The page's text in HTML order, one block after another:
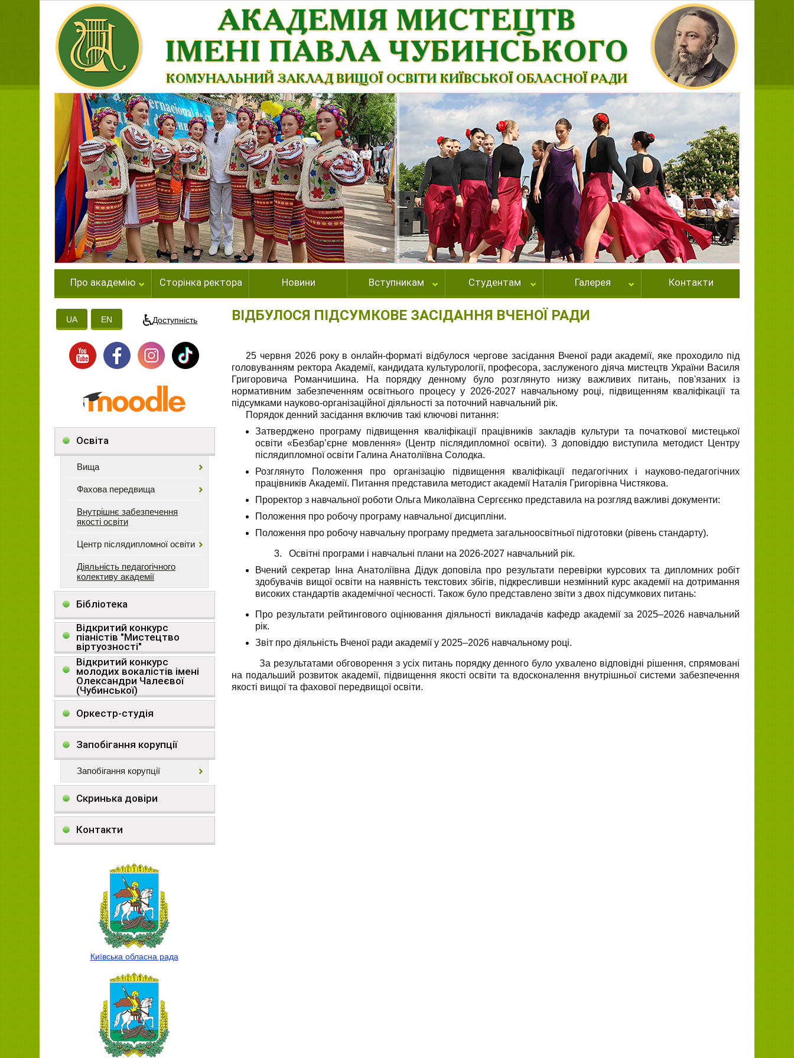
Про академію Сторінка ректора Новини Вступникам Студентам Галерея Контакти
UA EN Доступність
Освіта
Вища
Фахова передвища
Внутрішнє забезпечення
якості освіти
Центр післядипломної освіти
Діяльність педагогічного
колективу академії
Бібліотека
Відкритий конкурс
піаністів "Мистецтво
віртуозності"
Відкритий конкурс
молодих вокалістів імені
Олександри Чалеєвої
(Чубинської)
Оркестр-студія
Запобігання корупції
Запобігання корупції
Скринька довіри
Контакти
Київська обласна рада
ВІДБУЛОСЯ ПІДСУМКОВЕ ЗАСІДАННЯ ВЧЕНОЇ РАДИ
25 червня 2026 року в онлайн-форматі відбулося чергове засідання Вченої ради академії, яке проходило під
головуванням ректора Академії, кандидата культурології, професора, заслуженого діяча мистецтв України Василя
Григоровича Романчишина. На порядку денному було розглянуто низку важливих питань, пов'язаних із
нормативним забезпеченням освітнього процесу у 2026-2027 навчальному році, підвищенням кваліфікації та
підсумками науково-організаційної діяльності за поточний навчальний рік.
Порядок денний засідання включив такі ключові питання:
Затверджено програму підвищення кваліфікації працівників закладів культури та початкової мистецької
освіти «Безбар’єрне мовлення» (Центр післядипломної освіти). З доповіддю виступила методист Центру
післядипломної освіти Галина Анатоліївна Солодка.
Розглянуто Положення про організацію підвищення кваліфікації педагогічних і науково-педагогічних
працівників Академії. Питання представила методист академії Наталія Григорівна Чистякова.
Проректор з навчальної роботи Ольга Миколаївна Сергєєнко представила на розгляд важливі документи:
Положення про робочу програму навчальної дисципліни.
Положення про робочу навчальну програму предмета загальноосвітньої підготовки (рівень стандарту).
3.
Освітні програми і навчальні плани на 2026-2027 навчальний рік.
Вчений секретар Інна Анатоліївна Дідук доповіла про результати перевірки курсових та дипломних робіт
здобувачів вищої освіти на наявність текстових збігів, підкресливши незмінний курс академії на дотримання
високих стандартів академічної чесності. Також було представлено звіти з двох підсумкових питань:
Про результати рейтингового оцінювання діяльності викладачів кафедр академії за 2025–2026 навчальний
рік.
Звіт про діяльність Вченої ради академії у 2025–2026 навчальному році.
За результатами обговорення з усіх питань порядку денного було ухвалено відповідні рішення, спрямовані
на подальший розвиток академії, підвищення якості освіти та вдосконалення внутрішньої системи забезпечення
якості вищої та фахової передвищої освіти.